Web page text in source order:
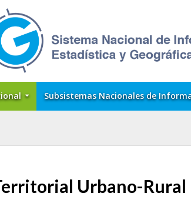
Subsistemas Nacionales de
Urbano-Rural